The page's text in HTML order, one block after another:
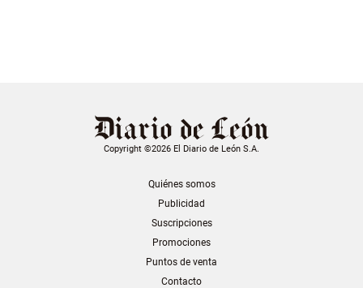
Copyright ©2026 El Diario de León S.A.
Quiénes somos
Publicidad
Suscripciones
Promociones
Puntos de venta
Contacto